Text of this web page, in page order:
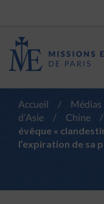
Accueil / Médias
d'Asie
/ Chine /
évêque «
l’expiration de sa